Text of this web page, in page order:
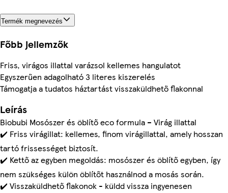
Termék megnevezés
Főbb jellemzők
Friss, virágos illattal varázsol kellemes hangulatot
Egyszerűen adagolható 3 literes kiszerelés
Támogatja a tudatos háztartást visszaküldhető flakonnal
Leírás
Biobubi Mosószer és öblítő eco formula – Virág illattal
✔️ Friss virágillat: kellemes, finom virágillattal, amely hosszan
tartó frissességet biztosít.
✔️ Kettő az egyben megoldás: mosószer és öblítő egyben, így
nem szükséges külön öblítőt használnod a mosás során.
✔️ Visszaküldhető flakonok - küldd vissza ingyenesen